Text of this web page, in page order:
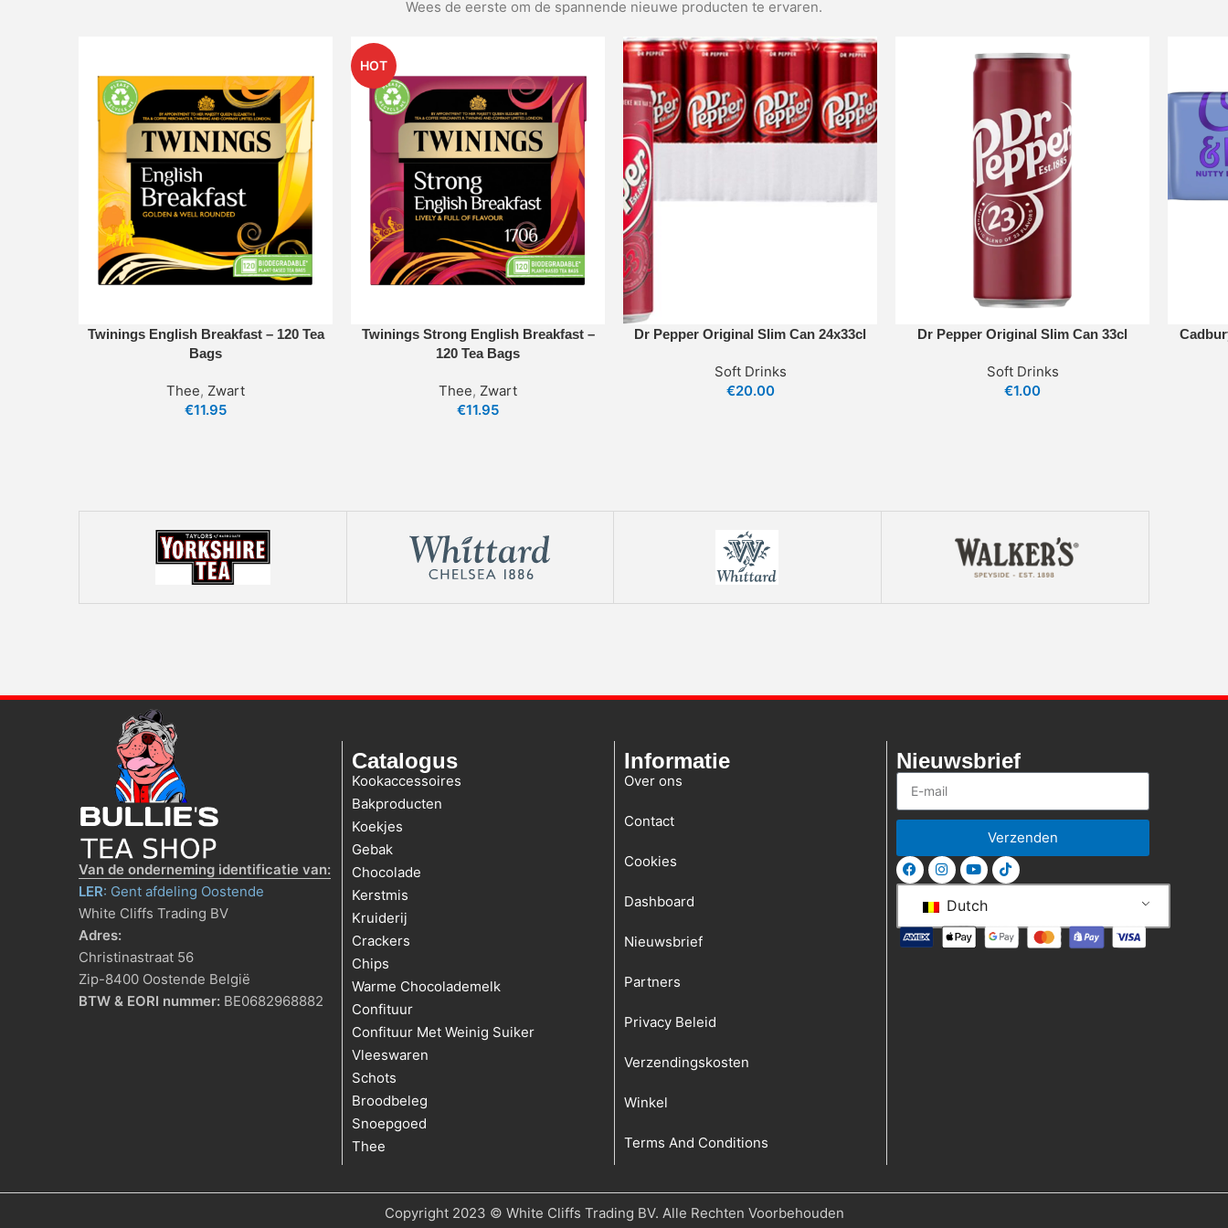
Wees de eerste om de spannende nieuwe producten te ervaren.
Twinings English Breakfast – 120 Tea
Bags
Thee, Zwart
€11.95
HOT
Twinings Strong English Breakfast –
120 Tea Bags
Thee, Zwart
€11.95
Dr Pepper Original Slim Can 24x33cl
Soft Drinks
€20.00
Dr Pepper Original Slim Can 33cl
Soft Drinks
€1.00
Van de onderneming identificatie van:
LER: Gent afdeling Oostende
White Cliffs Trading BV
Adres:
Christinastraat 56
Zip-8400 Oostende België
BTW & EORI nummer: BE0682968882
Catalogus
Kookaccessoires
Bakproducten
Koekjes
Gebak
Chocolade
Kerstmis
Kruiderij
Crackers
Chips
Warme Chocolademelk
Confituur
Confituur Met Weinig Suiker
Vleeswaren
Schots
Broodbeleg
Snoepgoed
Thee
Informatie
Over ons
Contact
Cookies
Dashboard
Nieuwsbrief
Partners
Privacy Beleid
Verzendingskosten
Winkel
Terms And Conditions
Nieuwsbrief
Verzenden
Dutch
Copyright 2023 © White Cliffs Trading BV. Alle Rechten Voorbehouden